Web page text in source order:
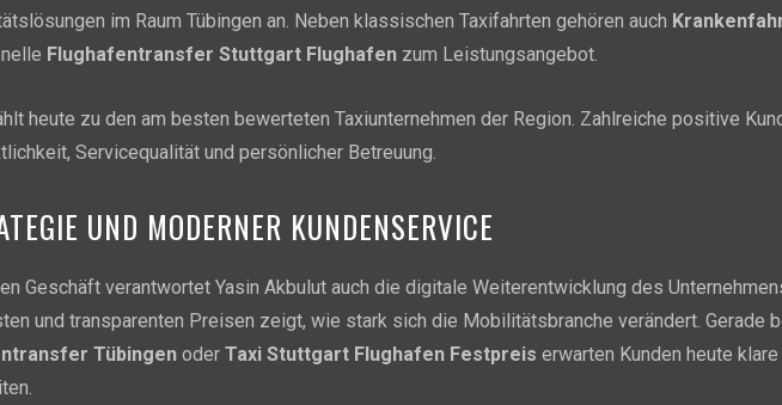
im Raum Tübingen an. Neben klassischen Taxifahrten gehören auch
Flughafentransfer Stuttgart Flughafen zum Leistungsangebot.
heute zu den am besten bewerteten Taxiunternehmen der Region. Zahlreiche positive
Servicequalität und persönlicher Betreuung.
UND MODERNER KUNDENSERVICE
Geschäft verantwortet Yasin Akbulut auch die digitale Weiterentwicklung des
und transparenten Preisen zeigt, wie stark sich die Mobilitätsbranche verändert. Gerade
Tübingen oder Taxi Stuttgart Flughafen Festpreis erwarten Kunden heute